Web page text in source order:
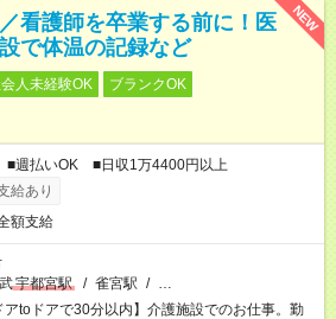
NEW
看護師を卒業する前に！医
で体温の記録など
人未経験OK
ブランクOK
週払いOK ■日収1万4400円以上
給あり
額支給
宇都宮駅 / 雀宮駅 / …
アtoドアで30分以内】介護施設でのお仕事。勤